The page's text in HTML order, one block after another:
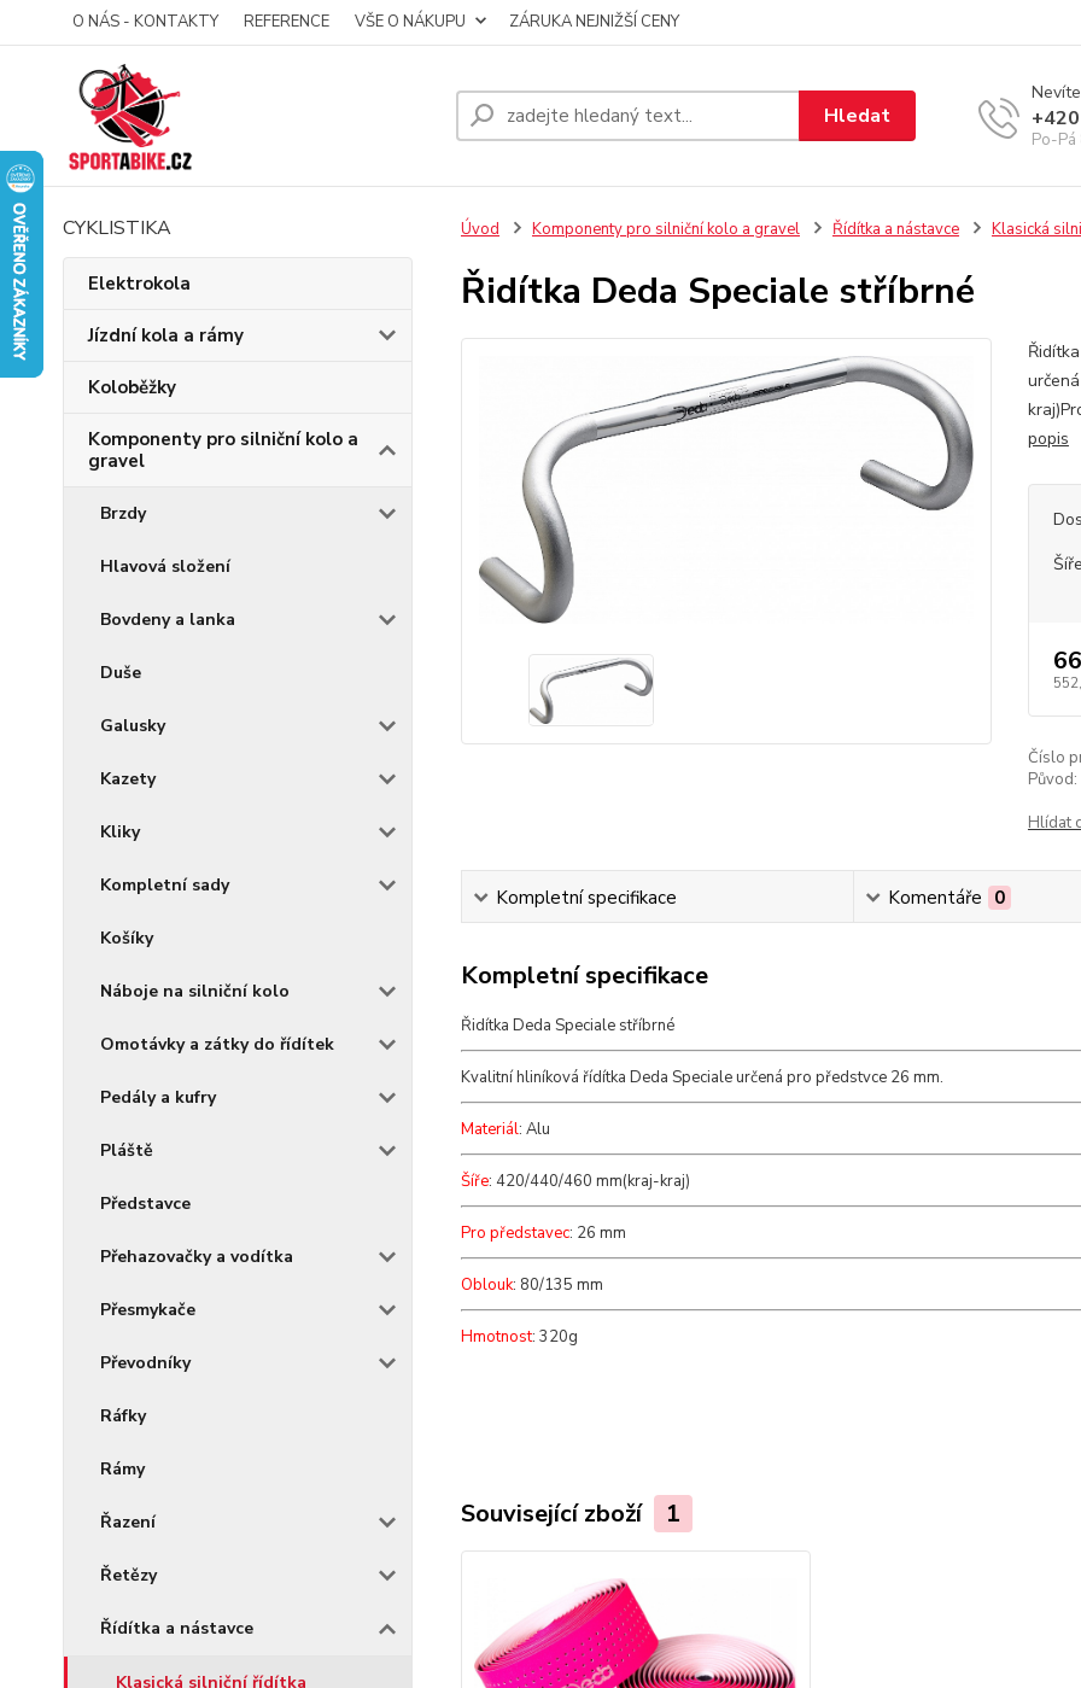
O NÁS - KONTAKTY REFERENCE VŠE O NÁKUPU ZÁRUKA NEJNIŽŠÍ CENY
Hledat
Po-
CYKLISTIKA
Elektrokola
Jízdní kola a rámy
Koloběžky
Komponenty pro silniční kolo a
gravel
Brzdy
Hlavová složení
Bovdeny a lanka
Duše
Galusky
Kazety
Kliky
Kompletní sady
Košíky
Náboje na silniční kolo
Omotávky a zátky do řídítek
Pedály a kufry
Pláště
Představce
Přehazovačky a vodítka
Přesmykače
Převodníky
Ráfky
Rámy
Řazení
Řetězy
Řídítka a nástavce
Klasická silniční řídítka
Úvod Komponenty pro silniční kolo a gravel Řídítka a nástavce Klasická
Řidítka Deda Speciale stříbrné
popis
Šíře
Číslo
Původ:
Hlídat
Kompletní specifikace Komentáře 0
Kompletní specifikace
Řidítka Deda Speciale stříbrné
Kvalitní hliníková řídítka Deda Speciale určená pro předstvce 26 mm.
Materiál: Alu
Šíře: 420/440/460 mm(kraj-kraj)
Pro představec: 26 mm
Oblouk: 80/135 mm
Hmotnost: 320g
Související zboží 1